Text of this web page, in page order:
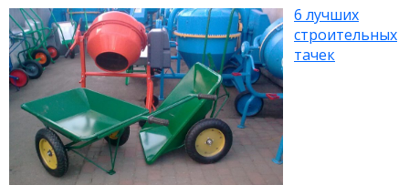
6 лучших
строительных
тачек